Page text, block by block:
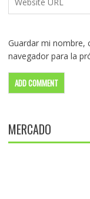
Guardar mi nombre,
navegador para la
MERCADO